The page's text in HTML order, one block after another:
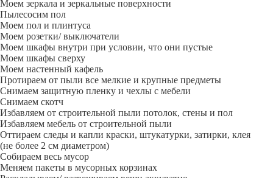
Моем зеркала и зеркальные поверхности
Пылесосим пол
Моем пол и плинтуса
Моем розетки/ выключатели
Моем шкафы внутри при условии, что они пустые
Моем шкафы сверху
Моем настенный кафель
Протираем от пыли все мелкие и крупные предметы
Снимаем защитную пленку и чехлы с мебели
Снимаем скотч
Избавляем от строительной пыли потолок, стены и пол
Избавляем мебель от строительной пыли
Оттираем следы и капли краски, штукатурки, затирки, клея
(не более 2 см диаметром)
Собираем весь мусор
Меняем пакеты в мусорных корзинах